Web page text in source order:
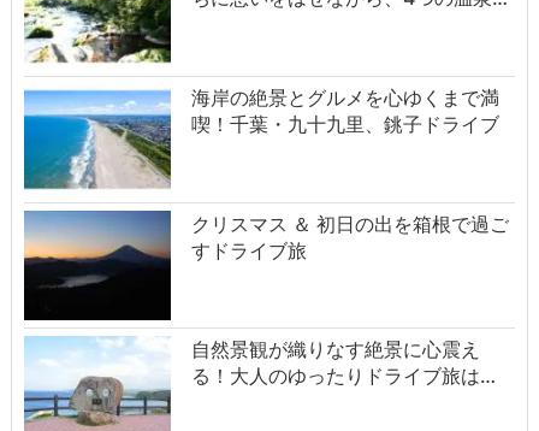
海岸の絶景とグルメを心ゆくまで満
喫！千葉・九十九里、銚子ドライブ
クリスマス ＆ 初日の出を箱根で過ご
すドライブ旅
自然景観が織りなす絶景に心震え
る！大人のゆったりドライブ旅は…